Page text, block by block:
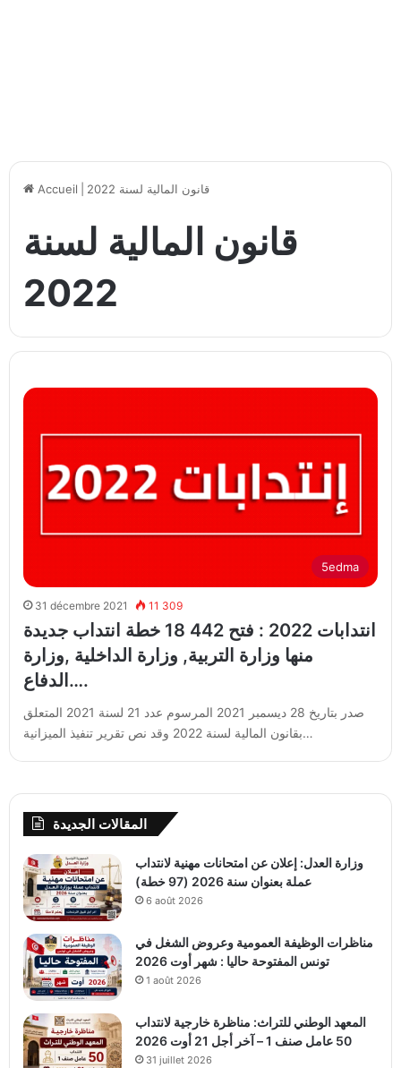
Accueil قانون المالية لسنة 2022
قانون المالية لسنة
2022
5edma
31 décembre 2021 11 309
انتدابات 2022 : فتح 442 18 خطة انتداب جديدة
منها وزارة التربية, وزارة الداخلية ,وزارة
الدفاع….
صدر بتاريخ 28 ديسمبر 2021 المرسوم عدد 21 لسنة 2021 المتعلق
بقانون المالية لسنة 2022 وقد نص تقرير تنفيذ الميزانية…
المقالات الجديدة
وزارة العدل: إعلان عن امتحانات مهنية لانتداب
عملة بعنوان سنة 2026 (97 خطة)
6 août 2026
مناظرات الوظيفة العمومية وعروض الشغل في
تونس المفتوحة حاليا : شهر أوت 2026
1 août 2026
المعهد الوطني للتراث: مناظرة خارجية لانتداب
50 عامل صنف 1 – آخر أجل 21 أوت 2026
31 juillet 2026